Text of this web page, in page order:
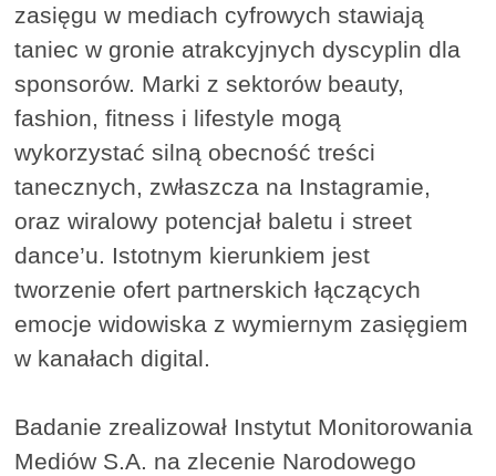
zasięgu w mediach cyfrowych stawiają
taniec w gronie atrakcyjnych dyscyplin dla
sponsorów. Marki z sektorów beauty,
fashion, fitness i lifestyle mogą
wykorzystać silną obecność treści
tanecznych, zwłaszcza na Instagramie,
oraz wiralowy potencjał baletu i street
dance’u. Istotnym kierunkiem jest
tworzenie ofert partnerskich łączących
emocje widowiska z wymiernym zasięgiem
w kanałach digital.
Badanie zrealizował Instytut Monitorowania
Mediów S.A. na zlecenie Narodowego